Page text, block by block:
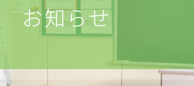
お知らせ